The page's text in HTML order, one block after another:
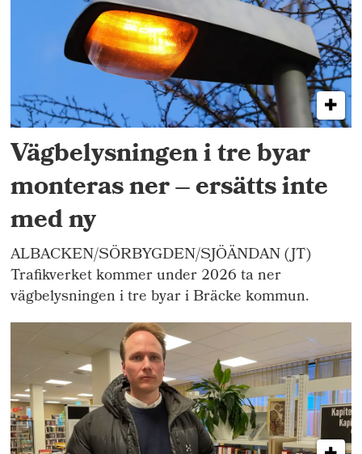
Vägbelysningen i tre byar
monteras ner – ersätts inte
med ny
ALBACKEN/SÖRBYGDEN/SJÖÄNDAN (JT)
Trafikverket kommer under 2026 ta ner
vägbelysningen i tre byar i Bräcke kommun.